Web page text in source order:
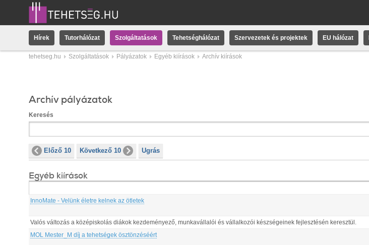
Hírek Tutorhálózat Szolgáltatások Tehetséghálózat Szervezetek és projektek EU hálózat
tehetseg.hu Szolgáltatások Pályázatok Egyéb kiírások Archív kiírások
Archív pályázatok
Keresés
Előző 10 Következő 10 Ugrás
Egyéb kiírások
InnoMate - Velünk életre kelnek az ötletek
Valós változás a középiskolás diákok kezdeményező, munkavállalói és vállalkozói készségeinek fejlesztésén keresztül.
MOL Mester_M díj a tehetségek ösztönzéséért